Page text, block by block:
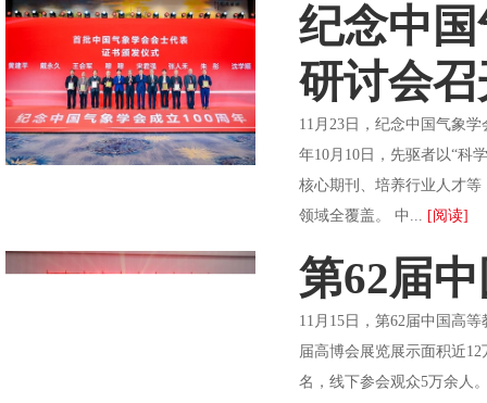
纪念中
研讨会
11月23日，纪念中国气象
年10月10日，先驱者以“科
核心期刊、培养行业人才
领域全覆盖。 中... [阅读]
第62届
11月15日，第62届中国高
届高博会展览展示面积近
名，线下参会观众5万余人